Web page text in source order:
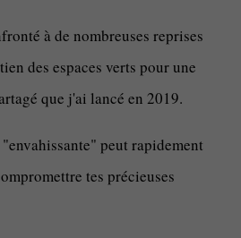
à de nombreuses reprises
des espaces verts pour une
que j'ai lancé en 2019.
peut rapidement
tes précieuses